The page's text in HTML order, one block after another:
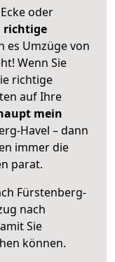
oder
richtige
es Umzüge von
Wenn Sie
richtige
auf Ihre
mein
Havel – dann
immer die
parat.
Fürstenberg-
nach
Sie
können.